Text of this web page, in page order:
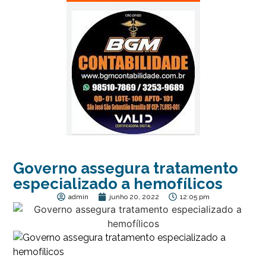
Governo assegura tratamento
especializado a hemofílicos
admin junho 20, 2022 12:05 pm